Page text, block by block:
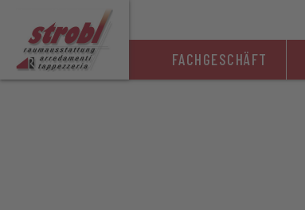
FACHGESCHÄFT